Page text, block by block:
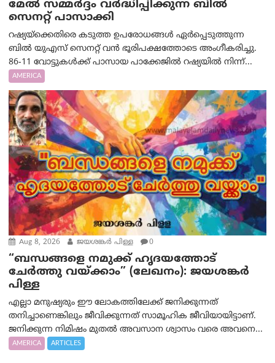
മേൽ സമ്മർദ്ദം വർദ്ധിപ്പിക്കുന്ന ബിൽ
സെനറ്റ് പാസാക്കി
റഷ്യയ്‌ക്കെതിരെ കടുത്ത ഉപരോധങ്ങൾ ഏർപ്പെടുത്തുന്ന
ബിൽ യുഎസ് സെനറ്റ് വൻ ഭൂരിപക്ഷത്തോടെ അംഗീകരിച്ചു.
86-11 വോട്ടുകൾക്ക് പാസായ പാക്കേജിൽ റഷ്യയിൽ നിന്ന്...
AMERICA
Aug 8, 2026 ജയശങ്കര്‍ പിള്ള 0
“ബന്ധങ്ങളെ നമുക്ക് ഹൃദയത്തോട്
ചേർത്തു വയ്ക്കാം” (ലേഖനം): ജയശങ്കര്‍
പിള്ള
എല്ലാ മനുഷ്യരും ഈ ലോകത്തിലേക്ക് ജനിക്കുന്നത്
തനിച്ചാണെങ്കിലും ജീവിക്കുന്നത് സാമൂഹിക ജീവിയായിട്ടാണ്.
ജനിക്കുന്ന നിമിഷം മുതൽ അവസാന ശ്വാസം വരെ അവനെ...
AMERICA ARTICLES